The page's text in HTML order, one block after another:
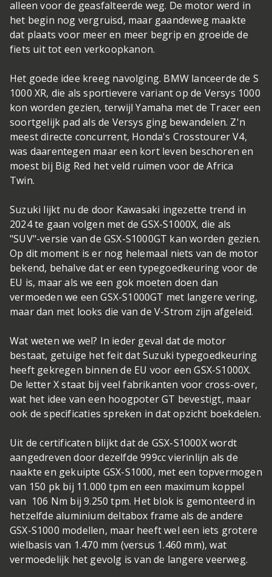
alleen voor de geasfalteerde weg. De motor werd in
het begin nog vergruisd, maar gaandeweg maakte
dat plaats voor meer en meer begrip en groeide de
fiets uit tot een verkoopkanon.
Het goede idee kreeg navolging. BMW lanceerde de S
1000 XR, die als sportievere variant op de Versys 1000
kon worden gezien, terwijl Yamaha met de Tracer een
soortgelijk pad als de Versys ging bewandelen. Z'n
meest directe concurrent, Honda's Crosstourer V4,
was daarentegen maar een kort leven beschoren en
moest bij Big Red het veld ruimen voor de Africa
Twin.
Suzuki lijkt nu de door Kawasaki ingezette trend in
2024 te gaan volgen met de GSX-S1000X, die als
"SUV"-versie van de GSX-S1000GT kan worden gezien.
Op dit moment is er nog helemaal niets van de motor
bekend, behalve dat er een typegoedkeuring voor de
EU is, maar als we een gok moeten doen dan
vermoeden we een GSX-S1000GT met langere vering,
maar dan met looks die van de V-Strom zijn afgeleid.
Wat weten we wel? In ieder geval dat de motor
bestaat, getuige het feit dat Suzuki typegoedkeuring
heeft gekregen binnen de EU voor een GSX-S1000X.
De letter X staat bij veel fabrikanten voor cross-over,
wat het idee van een hoogpoter GT bevestigt, maar
ook de specificaties spreken in dat opzicht boekdelen.
Uit de certificaten blijkt dat de GSX-S1000X wordt
aangedreven door dezelfde 999cc vierinlijn als de
naakte en gekuipte GSX-S1000, met een topvermogen
van 150 pk bij 11.000 tpm en een maximum koppel
van 106 Nm bij 9.250 tpm. Het blok is gemonteerd in
hetzelfde aluminium deltabox frame als de andere
GSX-S1000 modellen, maar heeft wel een iets grotere
wielbasis van 1.470 mm (versus 1.460 mm), wat
vermoedelijk het gevolg is van de langere veerweg.